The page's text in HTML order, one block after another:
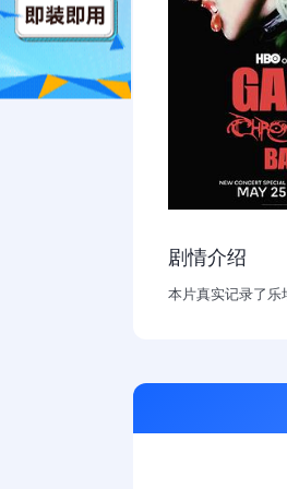
剧情介绍
本片真实记录了乐